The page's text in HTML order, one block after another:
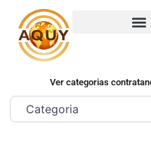
Ver categorias